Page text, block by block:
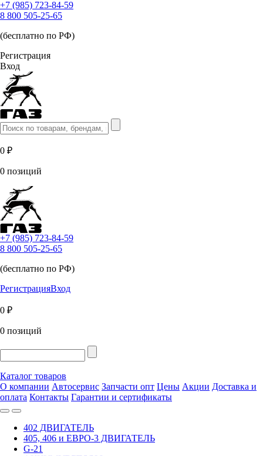
+7 (985) 723-84-59
8 800 505-25-65
(бесплатно по РФ)
Регистрация
Вход
0 ₽
0 позиций
+7 (985) 723-84-59
8 800 505-25-65
(бесплатно по РФ)
РегистрацияВход
0 ₽
0 позиций
Каталог товаров
О компании Автосервис Запчасти опт Цены Акции Доставка и
оплата Контакты Гарантии и сертификаты
402 ДВИГАТЕЛЬ
405, 406 и ЕВРО-3 ДВИГАТЕЛЬ
G-21